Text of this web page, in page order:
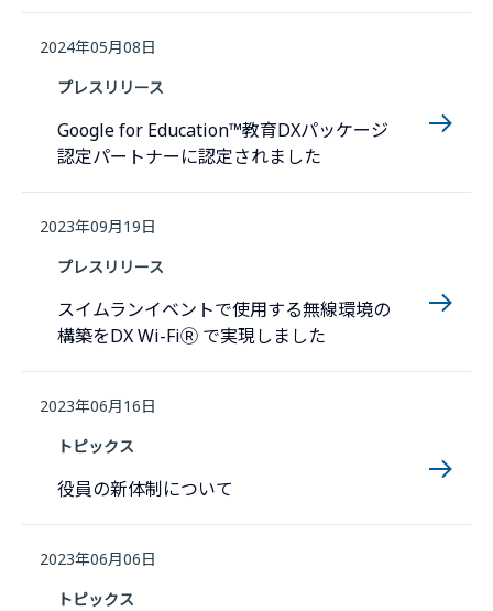
2024年05月08日
プレスリリース
Google for Education™教育DXパッケージ
認定パートナーに認定されました
2023年09月19日
プレスリリース
スイムランイベントで使用する無線環境の
構築をDX Wi-FiⓇ で実現しました
2023年06月16日
トピックス
役員の新体制について
2023年06月06日
トピックス